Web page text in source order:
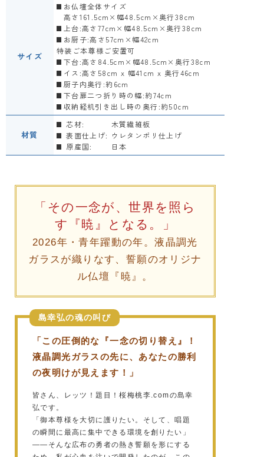
サイズ
お仏壇全体サイズ
高さ161.5cm×幅48.5cm×奥行38cm
上台:高さ77cm×幅48.5cm×奥行38cm
お厨子:高さ57cm×幅42cm
特装ご本尊様ご安置可
下台:高さ84.5cm×幅48.5cm×奥行38cm
イス:高さ58cm x 幅41cm x 奥行46cm
厨子内奥行:約6cm
下台扉二つ折り時の幅:約74cm
収納経机引き出し時の奥行:約50cm
材質
芯材:
木質繊維板
表面仕上げ: ウレタンポリ仕上げ
原産国:
日本
「その一念が、世界を照ら
す『暁』となる。」
2026年・青年躍動の年。液晶調光
ガラスが織りなす、誓願のオリジナ
ル仏壇『暁』。
島幸弘の魂の叫び
「この圧倒的な『一念の切り替え』！
液晶調光ガラスの先に、あなたの勝利
の夜明けが見えます！」
皆さん、レッツ！題目！桜梅桃李.comの島幸
弘です。
「御本尊様を大切に護りたい。そして、唱題
の瞬間に最高に集中できる環境を創りたい」
——そんな広布の勇者の熱き誓願を形にする